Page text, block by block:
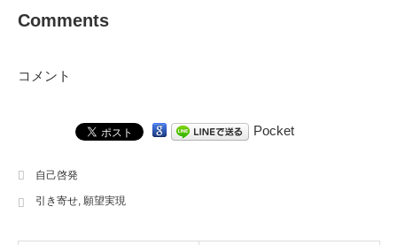
Comments
コメント
Pocket
自己啓発
引き寄せ, 願望実現